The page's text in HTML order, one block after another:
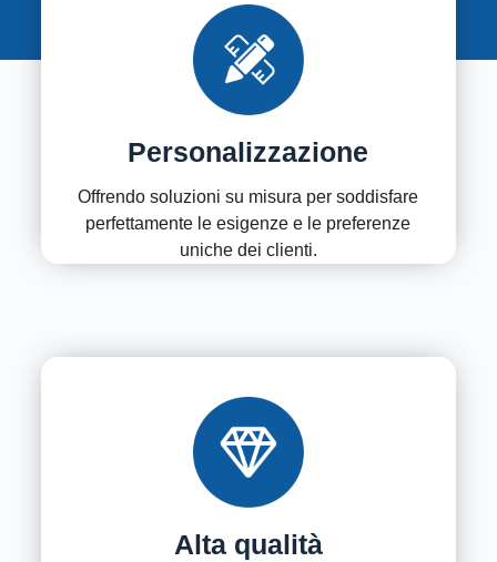
Personalizzazione
Offrendo soluzioni su misura per soddisfare
perfettamente le esigenze e le preferenze
uniche dei clienti.
Alta qualità